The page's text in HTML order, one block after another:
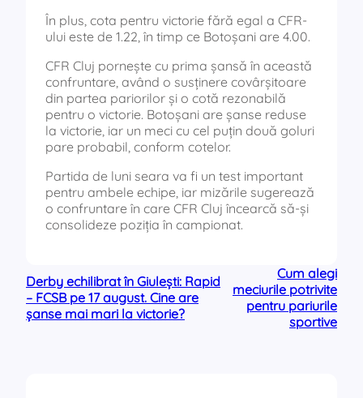
În plus, cota pentru victorie fără egal a CFR-
ului este de 1.22, în timp ce Botoșani are 4.00.
CFR Cluj pornește cu prima șansă în această
confruntare, având o susținere covârșitoare
din partea pariorilor și o cotă rezonabilă
pentru o victorie. Botoșani are șanse reduse
la victorie, iar un meci cu cel puțin două goluri
pare probabil, conform cotelor.
Partida de luni seara va fi un test important
pentru ambele echipe, iar mizările sugerează
o confruntare în care CFR Cluj încearcă să-și
consolideze poziția în campionat.
Derby echilibrat în Giulești: Rapid
– FCSB pe 17 august. Cine are
șanse mai mari la victorie?
Cum alegi
meciurile potrivite
pentru pariurile
sportive